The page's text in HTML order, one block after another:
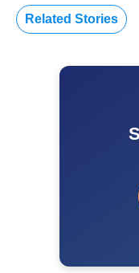
Related Stories